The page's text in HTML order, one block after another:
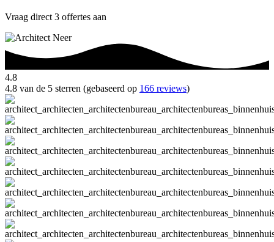
Vraag direct 3 offertes aan
4.8
4.8 van de 5 sterren (gebaseerd op 166 reviews)